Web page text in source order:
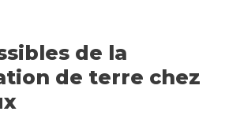
de la
de terre chez